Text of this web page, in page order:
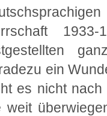
ein
es nicht
weit